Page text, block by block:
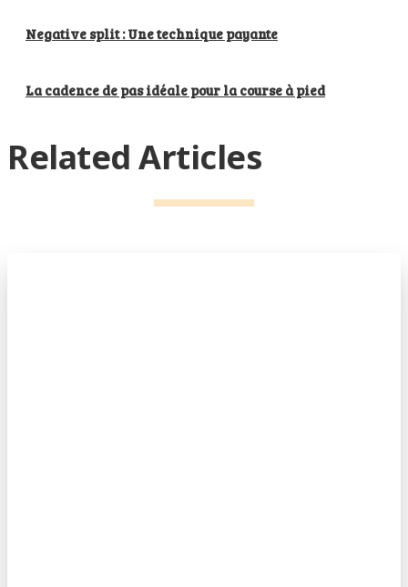
Negative split : Une technique payante
La cadence de pas idéale pour la course à pied
Related Articles